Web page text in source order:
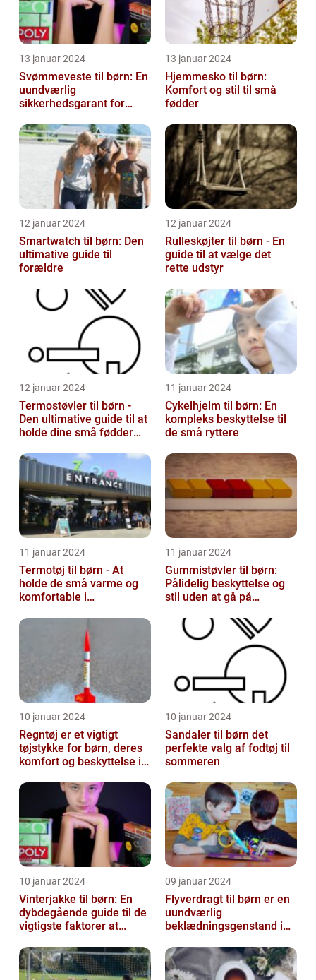
13 januar 2024
Svømmeveste til børn: En
uundværlig
sikkerhedsgarant for
13 januar 2024
Hjemmesko til børn:
Komfort og stil til små
fødder
12 januar 2024
Smartwatch til børn: Den
ultimative guide til
forældre
12 januar 2024
Rulleskøjter til børn - En
guide til at vælge det
rette udstyr
12 januar 2024
Termostøvler til børn -
Den ultimative guide til at
holde dine små fødder
11 januar 2024
Cykelhjelm til børn: En
kompleks beskyttelse til
de små ryttere
11 januar 2024
Termotøj til børn - At
holde de små varme og
komfortable i
11 januar 2024
Gummistøvler til børn:
Pålidelig beskyttelse og
stil uden at gå på
10 januar 2024
Regntøj er et vigtigt
tøjstykke for børn, deres
komfort og beskyttelse i
10 januar 2024
Sandaler til børn det
perfekte valg af fodtøj til
sommeren
10 januar 2024
Vinterjakke til børn: En
dybdegående guide til de
vigtigste faktorer at
09 januar 2024
Flyverdragt til børn er en
uundværlig
beklædningsgenstand i